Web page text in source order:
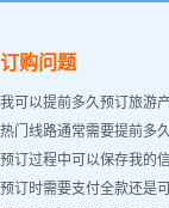
订购问题
我可以提前多久预订旅游产
热门线路通常需要提前多久
预订过程中可以保存我的
吗？
预订时需要支付全款还是